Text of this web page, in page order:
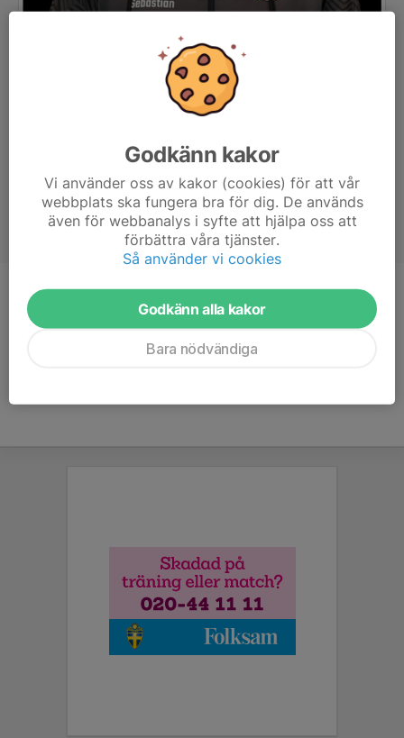
Titel
Tränare
Ålder
40 år
Godkänn kakor
Vi använder oss av kakor (cookies) för att vår
webbplats ska fungera bra för dig. De används
även för webbanalys i syfte att hjälpa oss att
förbättra våra tjänster.
Så använder vi cookies
Godkänn alla kakor
Bara nödvändiga